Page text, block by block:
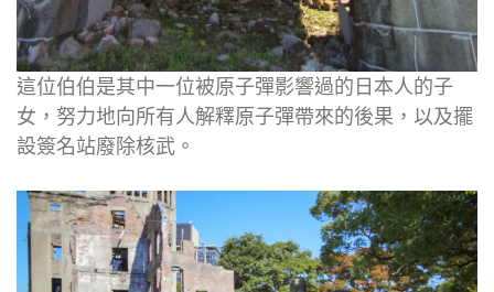
這位伯伯是其中一位被原子彈影響過的日本人的子
女，努力地向所有人解釋原子彈帶來的後果，以及擺
設簽名站廢除核武。